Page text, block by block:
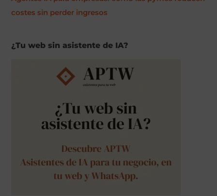
costes sin perder ingresos
¿Tu web sin asistente de IA?